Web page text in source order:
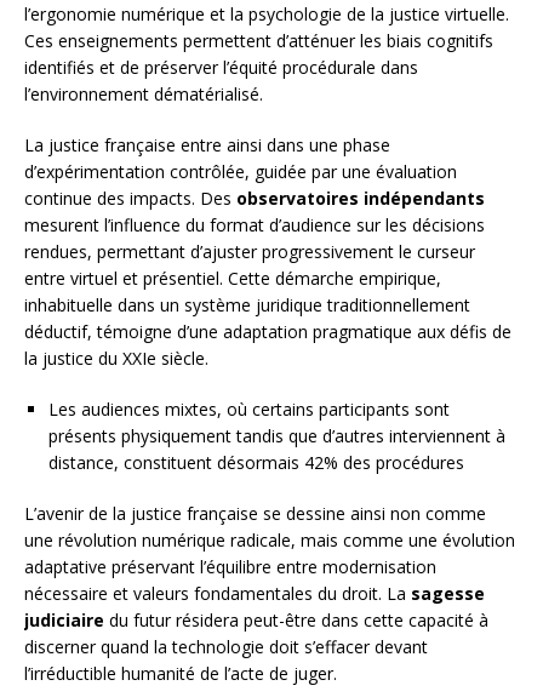
l’ergonomie numérique et la psychologie de la justice virtuelle.
Ces enseignements permettent d’atténuer les biais cognitifs
identifiés et de préserver l’équité procédurale dans
l’environnement dématérialisé.
La justice française entre ainsi dans une phase
d’expérimentation contrôlée, guidée par une évaluation
continue des impacts. Des observatoires indépendants
mesurent l’influence du format d’audience sur les décisions
rendues, permettant d’ajuster progressivement le curseur
entre virtuel et présentiel. Cette démarche empirique,
inhabituelle dans un système juridique traditionnellement
déductif, témoigne d’une adaptation pragmatique aux défis de
la justice du XXIe siècle.
Les audiences mixtes, où certains participants sont
présents physiquement tandis que d’autres interviennent à
distance, constituent désormais 42% des procédures
L’avenir de la justice française se dessine ainsi non comme
une révolution numérique radicale, mais comme une évolution
adaptative préservant l’équilibre entre modernisation
nécessaire et valeurs fondamentales du droit. La sagesse
judiciaire du futur résidera peut-être dans cette capacité à
discerner quand la technologie doit s’effacer devant
l’irréductible humanité de l’acte de juger.